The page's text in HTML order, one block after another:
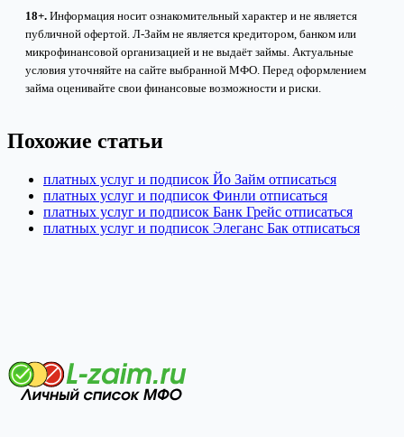
18+. Информация носит ознакомительный характер и не является
публичной офертой. Л-Займ не является кредитором, банком или
микрофинансовой организацией и не выдаёт займы. Актуальные
условия уточняйте на сайте выбранной МФО. Перед оформлением
займа оценивайте свои финансовые возможности и риски.
Похожие статьи
платных услуг и подписок Йо Займ отписаться
платных услуг и подписок Финли отписаться
платных услуг и подписок Банк Грейс отписаться
платных услуг и подписок Элеганс Бак отписаться